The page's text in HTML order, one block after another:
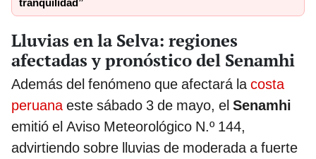
tranquilidad”
Lluvias en la Selva: regiones
afectadas y pronóstico del Senamhi
Además del fenómeno que afectará lacosta
peruanaeste sábado 3 de mayo, el Senamhi
emitió el Aviso Meteorológico N.º 144,
advirtiendo sobre lluvias de moderada a fuerte